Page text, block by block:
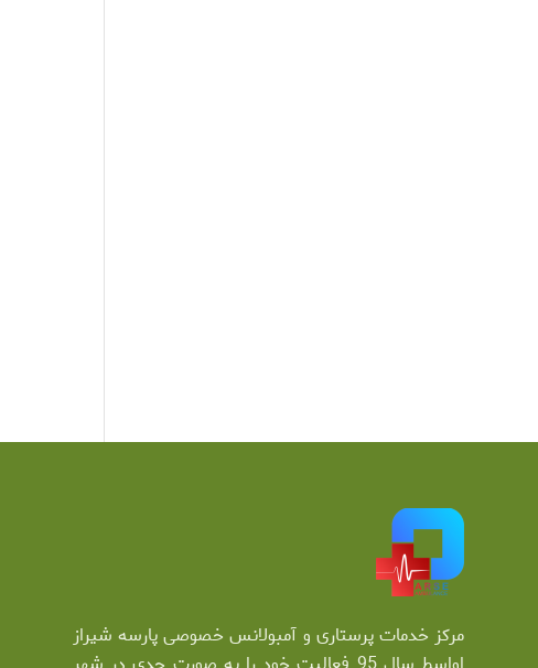
مرکز خدمات پرستاری و آمبولانس خصوصی پارسه شیراز